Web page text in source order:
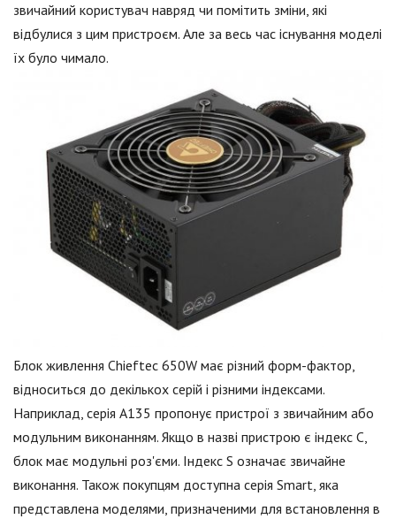
звичайний користувач навряд чи помітить зміни, які
відбулися з цим пристроєм. Але за весь час існування моделі
їх було чимало.
Блок живлення Chieftec 650W має різний форм-фактор,
відноситься до декількох серій і різними індексами.
Наприклад, серія A135 пропонує пристрої з звичайним або
модульним виконанням. Якщо в назві пристрою є індекс С,
блок має модульні роз'єми. Індекс S означає звичайне
виконання. Також покупцям доступна серія Smart, яка
представлена моделями, призначеними для встановлення в